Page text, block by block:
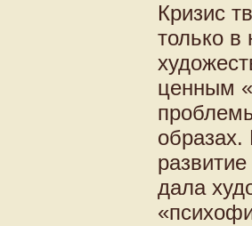
Кризис
только в
ценным
дала